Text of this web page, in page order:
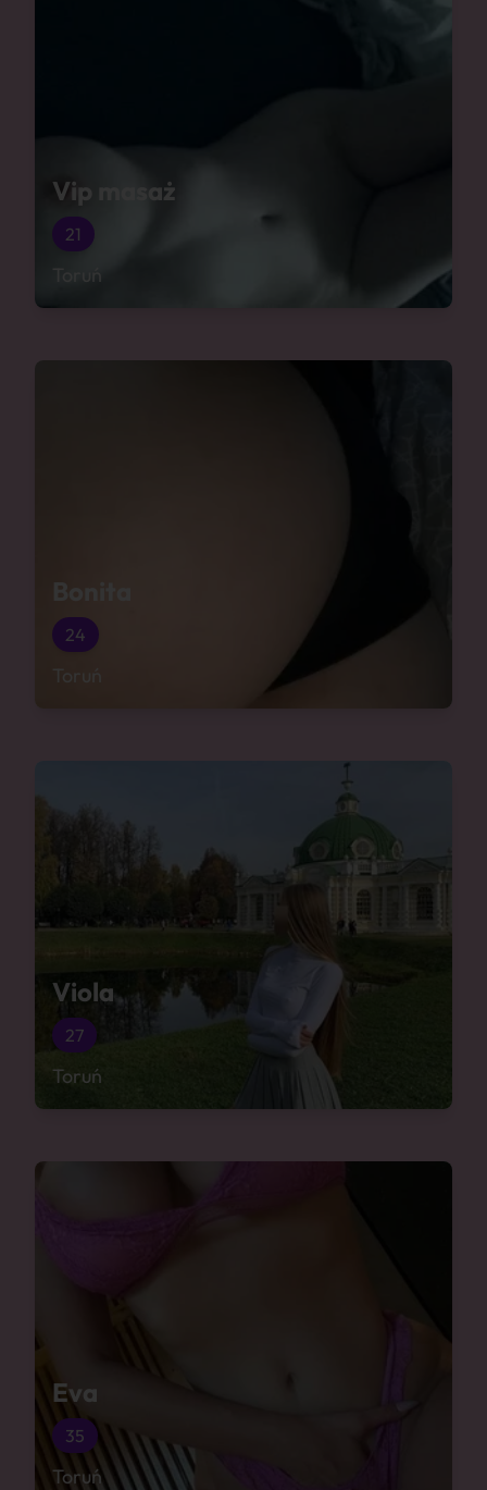
Vip masaż
21
Toruń
Bonita
24
Toruń
Viola
27
Toruń
Eva
35
Toruń